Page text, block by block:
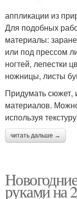
аппликации из
Для подобных
материалы:
или под прессом
ногтей, лепестки
ножницы, листы
Придумать сюжет,
материалов.
используя
читать дальше →
руками на